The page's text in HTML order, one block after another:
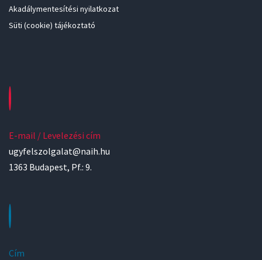
Akadálymentesítési nyilatkozat
Süti (cookie) tájékoztató
E-mail / Levelezési cím
ugyfelszolgalat@naih.hu
1363 Budapest, Pf.: 9.
Cím